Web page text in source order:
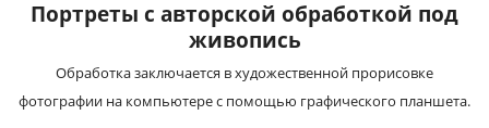
Портреты с авторской обработкой под
живопись
Обработка заключается в художественной прорисовке
фотографии на компьютере с помощью графического планшета.